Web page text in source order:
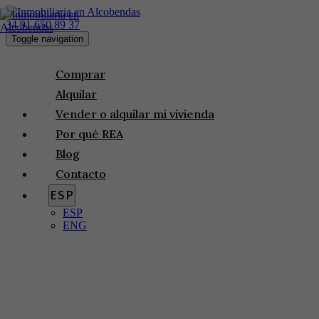
34 91 650 89 37
Toggle navigation
Comprar
Alquilar
Vender o alquilar mi vivienda
Por qué REA
Blog
Contacto
ESP
ESP
ENG